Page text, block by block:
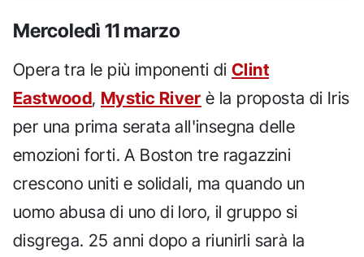
Mercoledì 11 marzo
Opera tra le più imponenti di Clint
Eastwood, Mystic River è la proposta di Iris
per una prima serata all'insegna delle
emozioni forti. A Boston tre ragazzini
crescono uniti e solidali, ma quando un
uomo abusa di uno di loro, il gruppo si
disgrega. 25 anni dopo a riunirli sarà la